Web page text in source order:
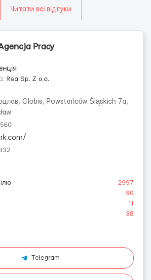
Читати всі відгуки
Pracy
Rea Sp. Z o.o.
Globis, Powstańców Śląskich 7a,
2997
90
11
38
Telegram